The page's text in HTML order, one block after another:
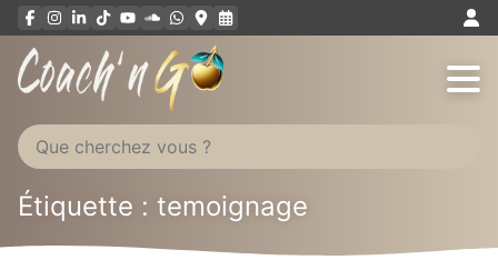
Aller
au
Étiquette : temoignage